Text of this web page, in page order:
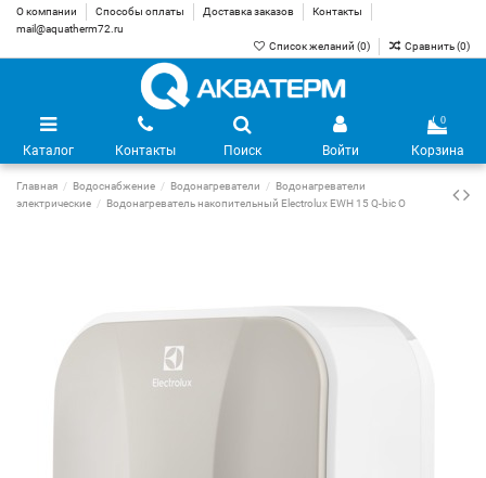
О компании Способы оплаты Доставка заказов
Контакты
mail@aquatherm72.ru
Список желаний (0) Сравнить (0)
Каталог Контакты Поиск Войти
0
Корзина
Главная Водоснабжение Водонагреватели
Водонагреватели
электрические
Водонагреватель накопительный Electrolux EWH 15 Q-bic O